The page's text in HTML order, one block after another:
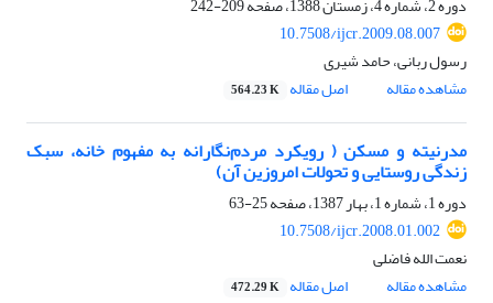
دوره 2، شماره 4، زمستان 1388، صفحه
209-242
10.7508/ijcr.2009.08.007
رسول ربانی، حامد شیری
مشاهده مقاله
اصل مقاله 564.23 K
مدرنیته و مسکن ( رویکرد مردم‌نگارانه به مفهوم خانه، سبک
زندگی روستایی و تحولات امروزین آن)
دوره 1، شماره 1، بهار 1387، صفحه
25-63
10.7508/ijcr.2008.01.002
نعمت الله فاضلی
مشاهده مقاله
اصل مقاله 472.29 K